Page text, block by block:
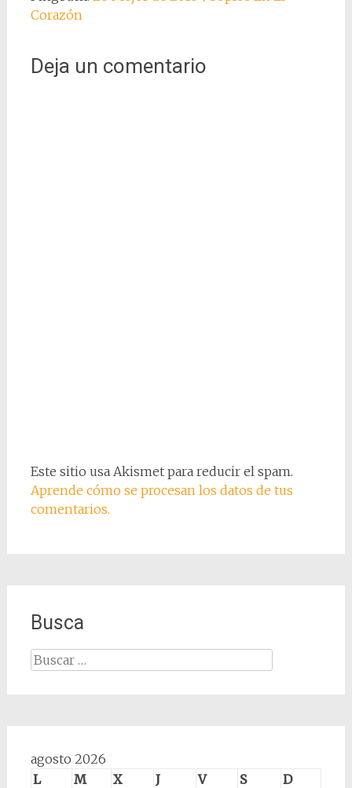
Corazón
Deja un comentario
Este sitio usa Akismet para reducir el spam.
Aprende cómo se procesan los datos de tus
comentarios.
Busca
Buscar:
agosto 2026
L
M X J V S
D